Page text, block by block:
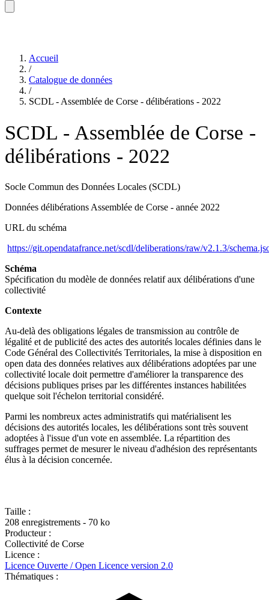
Accueil
/
Catalogue de données
/
SCDL - Assemblée de Corse - délibérations - 2022
SCDL - Assemblée de Corse -
délibérations - 2022
Socle Commun des Données Locales (SCDL)
Données délibérations Assemblée de Corse - année 2022
URL du schéma
https://git.opendatafrance.net/scdl/deliberations/raw/v2.1.3/
Schéma
Spécification du modèle de données relatif aux délibérations d'une
collectivité
Contexte
Au-delà des obligations légales de transmission au contrôle de
légalité et de publicité des actes des autorités locales définies dans le
Code Général des Collectivités Territoriales, la mise à disposition en
open data des données relatives aux délibérations adoptées par une
collectivité locale doit permettre d'améliorer la transparence des
décisions publiques prises par les différentes instances habilitées
quelque soit l'échelon territorial considéré.
Parmi les nombreux actes administratifs qui matérialisent les
décisions des autorités locales, les délibérations sont très souvent
adoptées à l'issue d'un vote en assemblée. La répartition des
suffrages permet de mesurer le niveau d'adhésion des représentants
élus à la décision concernée.
Taille :
208 enregistrements - 70 ko
Producteur :
Collectivité de Corse
Licence :
Licence Ouverte / Open Licence version 2.0
Thématiques :